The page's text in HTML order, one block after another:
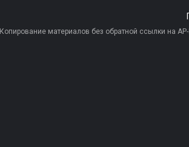
Копирование материалов без обратной ссылки на